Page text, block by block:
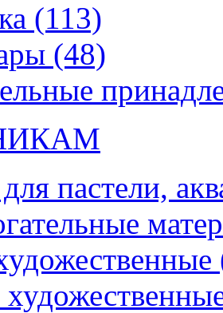
(113)
(48)
пастели,